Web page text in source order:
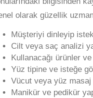
olarak güzellik
Müşteriyi dinleyip
Cilt veya saç analizi
Kullanacağı ürünler
Yüz tipine ve isteğe
Vücut veya yüz masaj
Manikür ve pedikür